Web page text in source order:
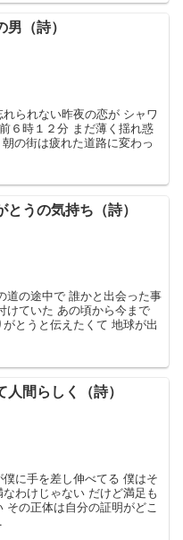
（詩）
られない昨夜の恋が シャワ
６時１２分 まだ薄く揺れ惑
の街は疲れた道路に変わっ
とうの気持ち（詩）
道の途中で 誰かと出会った事
けていた あの頃から今まで
とうと伝えたくて 地球が出
人間らしく（詩）
に手を差し伸べてる 僕はそ
わけじゃない だけど満足も
の正体は自分の証明がどこ